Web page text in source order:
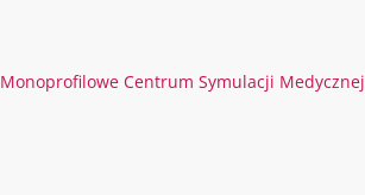
Monoprofilowe Centrum Symulacji Medycznej